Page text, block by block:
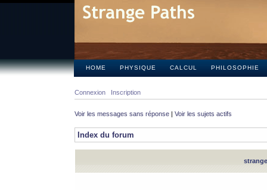
HOME PHYSIQUE CALCUL PHILOSOPHIE
Connexion Inscription
Voir les messages sans réponse | Voir les sujets actifs
Index du forum